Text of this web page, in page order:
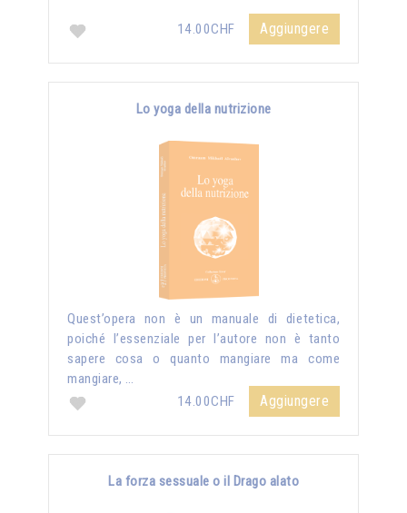
14.00CHF Aggiungere
Lo yoga della nutrizione
Quest’opera non è un manuale di dietetica,
poiché l’essenziale per l’autore non è tanto
sapere cosa o quanto mangiare ma come
mangiare, …
14.00CHF
Aggiungere
La forza sessuale o il Drago alato